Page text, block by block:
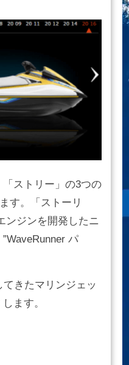
ストリー」の3つの
す。「ストーリ
ンジンを開発したニ
パ
きたマリンジェッ
ます。